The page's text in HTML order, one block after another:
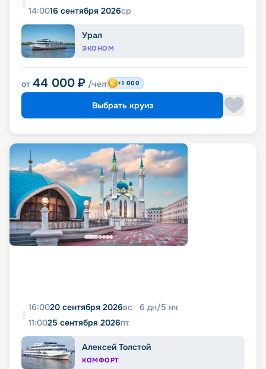
14:0016 сентября 2026ср
Урал
ЭКОНОМ
от 44 000 ₽ /чел +1 000
Выбрать круиз
16:0020 сентября 2026вс 6 дн/5 нч
11:0025 сентября 2026пт
Алексей Толстой
КОМФОРТ